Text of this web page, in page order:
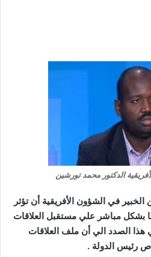
الدكتور محمد تورشين
في الشؤون الأفريقية أن تؤثر
بشكل مباشر علي مستقبل العلاقات
هذا الصدد الي أن ملف العلاقات
رئيس الدولة .